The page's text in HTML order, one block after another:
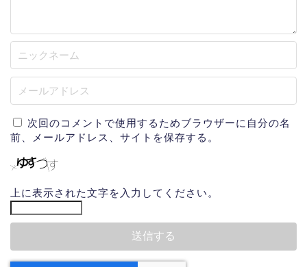
次回のコメントで使用するためブラウザーに自分の名
前、メールアドレス、サイトを保存する。
上に表示された文字を入力してください。